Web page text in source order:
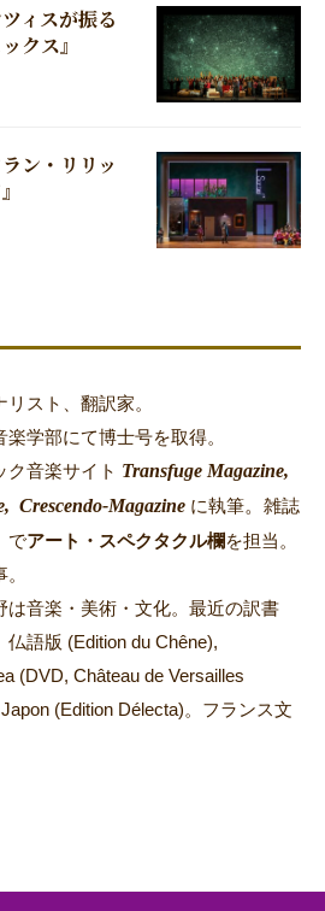
ィスが振る
クス』
ン・リリッ
スト、翻訳家。
学部にて博士号を取得。
ク音楽サイト Transfuge Magazine,
Crescendo-Magazine に執筆。 雑誌
でアート・スペクタクル欄を担当。
は音楽・美術・文化。最近の訳書
語版 (Edition du Chêne),
(DVD, Château de Versailles
(Edition Délecta)。フランス文